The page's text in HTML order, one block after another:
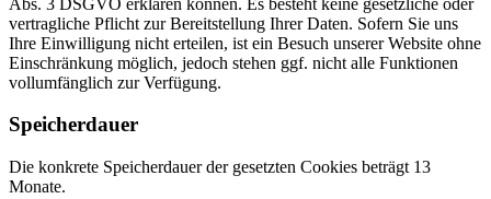
vertragliche Pflicht zur Bereitstellung Ihrer Daten. Sofern Sie uns
Ihre Einwilligung nicht erteilen, ist ein Besuch unserer Website ohne
Einschränkung möglich, jedoch stehen ggf. nicht alle Funktionen
vollumfänglich zur Verfügung.
Speicherdauer
Die konkrete Speicherdauer der gesetzten Cookies beträgt 13
Monate.